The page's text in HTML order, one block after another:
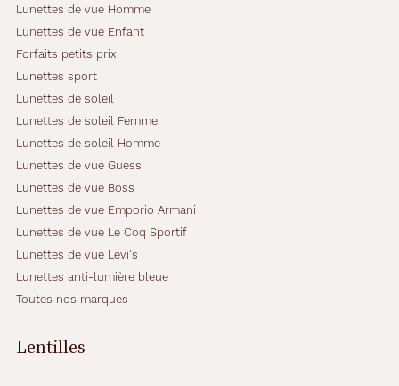
Lunettes de vue Homme
Lunettes de vue Enfant
Forfaits petits prix
Lunettes sport
Lunettes de soleil
Lunettes de soleil Femme
Lunettes de soleil Homme
Lunettes de vue Guess
Lunettes de vue Boss
Lunettes de vue Emporio Armani
Lunettes de vue Le Coq Sportif
Lunettes de vue Levi's
Lunettes anti-lumière bleue
Toutes nos marques
Lentilles